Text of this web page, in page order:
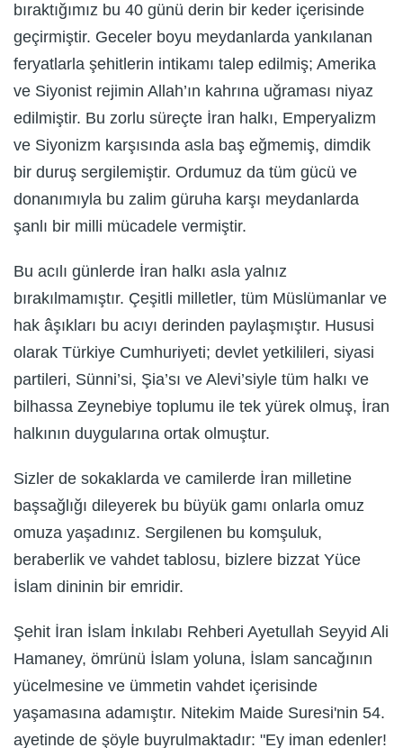
bıraktığımız bu 40 günü derin bir keder içerisinde
geçirmiştir. Geceler boyu meydanlarda yankılanan
feryatlarla şehitlerin intikamı talep edilmiş; Amerika
ve Siyonist rejimin Allah’ın kahrına uğraması niyaz
edilmiştir. Bu zorlu süreçte İran halkı, Emperyalizm
ve Siyonizm karşısında asla baş eğmemiş, dimdik
bir duruş sergilemiştir. Ordumuz da tüm gücü ve
donanımıyla bu zalim güruha karşı meydanlarda
şanlı bir milli mücadele vermiştir.
Bu acılı günlerde İran halkı asla yalnız
bırakılmamıştır. Çeşitli milletler, tüm Müslümanlar ve
hak âşıkları bu acıyı derinden paylaşmıştır. Hususi
olarak Türkiye Cumhuriyeti; devlet yetkilileri, siyasi
partileri, Sünni’si, Şia’sı ve Alevi’siyle tüm halkı ve
bilhassa Zeynebiye toplumu ile tek yürek olmuş, İran
halkının duygularına ortak olmuştur.
Sizler de sokaklarda ve camilerde İran milletine
başsağlığı dileyerek bu büyük gamı onlarla omuz
omuza yaşadınız. Sergilenen bu komşuluk,
beraberlik ve vahdet tablosu, bizlere bizzat Yüce
İslam dininin bir emridir.
Şehit İran İslam İnkılabı Rehberi Ayetullah Seyyid Ali
Hamaney, ömrünü İslam yoluna, İslam sancağının
yücelmesine ve ümmetin vahdet içerisinde
yaşamasına adamıştır. Nitekim Maide Suresi'nin 54.
ayetinde de şöyle buyrulmaktadır: "Ey iman edenler!